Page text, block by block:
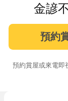
金諺
預約
預約賞屋或來電即